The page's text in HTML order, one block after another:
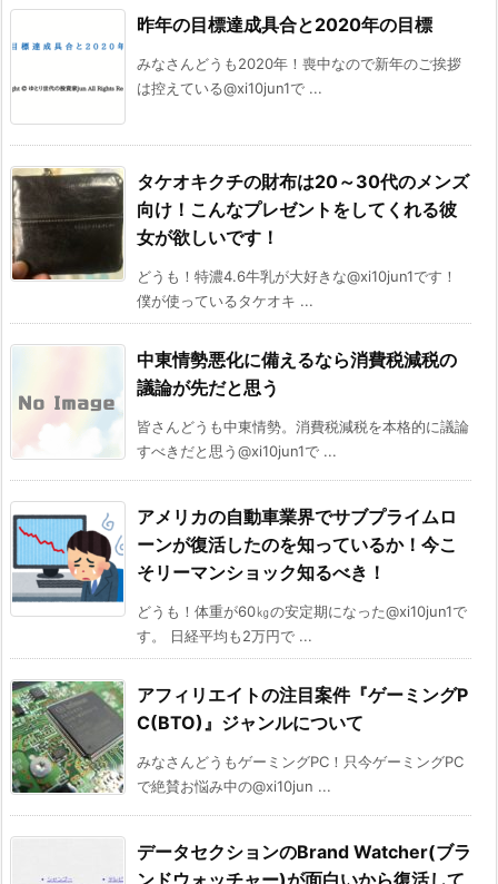
昨年の目標達成具合と2020年の目標
みなさんどうも2020年！喪中なので新年のご挨拶
は控えている@xi10jun1で ...
タケオキクチの財布は20～30代のメンズ
向け！こんなプレゼントをしてくれる彼
女が欲しいです！
どうも！特濃4.6牛乳が大好きな@xi10jun1です！
僕が使っているタケオキ ...
中東情勢悪化に備えるなら消費税減税の
議論が先だと思う
皆さんどうも中東情勢。消費税減税を本格的に議論
すべきだと思う@xi10jun1で ...
アメリカの自動車業界でサブプライムロ
ーンが復活したのを知っているか！今こ
そリーマンショック知るべき！
どうも！体重が60㎏の安定期になった@xi10jun1で
す。 日経平均も2万円で ...
アフィリエイトの注目案件『ゲーミングP
C(BTO)』ジャンルについて
みなさんどうもゲーミングPC！只今ゲーミングPC
で絶賛お悩み中の@xi10jun ...
データセクションのBrand Watcher(ブラ